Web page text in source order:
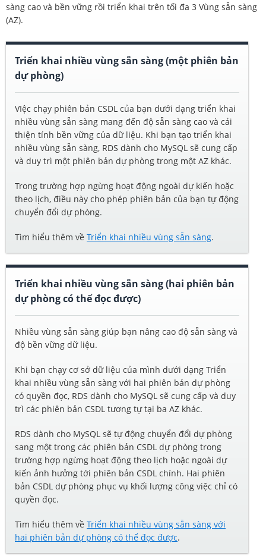
sàng cao và bền vững rồi triển khai trên tối đa 3 Vùng sẵn sàng
(AZ).
Triển khai nhiều vùng sẵn sàng (một phiên bản
dự phòng)
VIệc chạy phiên bản CSDL của bạn dưới dạng triển khai
nhiều vùng sẵn sàng mang đến độ sẵn sàng cao và cải
thiện tính bền vững của dữ liệu. Khi bạn tạo triển khai
nhiều vùng sẵn sàng, RDS dành cho MySQL sẽ cung cấp
và duy trì một phiên bản dự phòng trong một AZ khác.
Trong trường hợp ngừng hoạt động ngoài dự kiến hoặc
theo lịch, điều này cho phép phiên bản của bạn tự động
chuyển đổi dự phòng.
Tìm hiểu thêm về Triển khai nhiều vùng sẵn sàng.
Triển khai nhiều vùng sẵn sàng (hai phiên bản
dự phòng có thể đọc được)
Nhiều vùng sẵn sàng giúp bạn nâng cao độ sẵn sàng và
độ bền vững dữ liệu.
Khi bạn chạy cơ sở dữ liệu của mình dưới dạng Triển
khai nhiều vùng sẵn sàng với hai phiên bản dự phòng
có quyền đọc, RDS dành cho MySQL sẽ cung cấp và duy
trì các phiên bản CSDL tương tự tại ba AZ khác.
RDS dành cho MySQL sẽ tự động chuyển đổi dự phòng
sang một trong các phiên bản CSDL dự phòng trong
trường hợp ngừng hoạt động theo lịch hoặc ngoài dự
kiến ảnh hưởng tới phiên bản CSDL chính. Hai phiên
bản CSDL dự phòng phục vụ khối lượng công việc chỉ có
quyền đọc.
Tìm hiểu thêm về Triển khai nhiều vùng sẵn sàng với
hai phiên bản dự phòng có thể đọc được.